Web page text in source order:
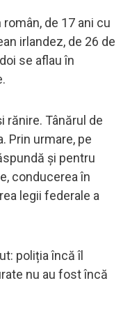
de 17 ani cu
irlandez, de 26 de
se aflau în
rănire. Tânărul de
Prin urmare, pe
și pentru
conducerea în
legii federale a
poliția încă îl
nu au fost încă